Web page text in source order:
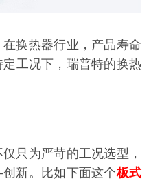
换热器行业，产品寿命
工况下，瑞普特的换热
只为严苛的工况选型，
新。比如下面这个板式